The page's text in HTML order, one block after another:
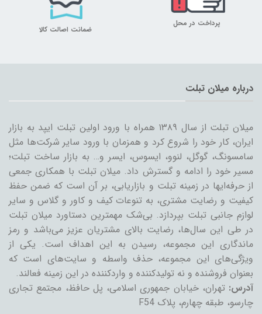
پرداخت در محل
ضمانت اصالت کالا
درباره میلان تبلت
میلان تبلت از سال ۱۳۸۹ همراه با ورود اولین تبلت ایپد به بازار
ایران، کار خود را شروع کرد و همزمان با ورود سایر شرکت‌ها مثل
سامسونگ، گوگل، لنوو، ایسوس، ایسر و… به بازار ساخت تبلت؛
مسیر خود را ادامه و گسترش داد. میلان تبلت با همکاری جمعی
از حرفه‌ایها در زمینه تبلت و بازاریابی، بر آن است که ضمن حفظ
کیفیت و رضایت مشتری، به تنوعات کیف و کاور و گلاس و سایر
لوازم جانبی تبلت بپردازد. بی‌شک مهمترین دستاورد میلان تبلت
در طی این سال‌ها، رضایت بالای مشتریان عزیز می‌باشد و رمز
ماندگاری این مجموعه، رسیدن به این اهداف است. یکی از
ویژگی‌های این مجموعه، حذف واسطه و سایت‌های است که
بعنوان فروشنده و نه تولیدکننده و واردکننده در این زمینه فعالند.
آدرس: تهران، خیابان جمهوری اسلامی، پل حافظ، مجتمع تجاری
چارسو، طبقه چهارم، پلاک F54